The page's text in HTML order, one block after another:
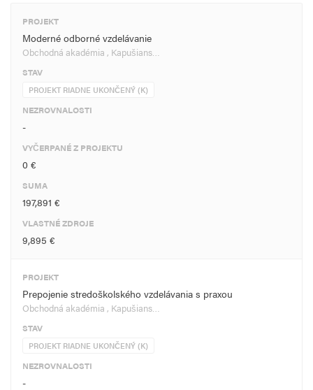
PROJEKT
Moderné odborné vzdelávanie
Obchodná akadémia , Kapušians…
STAV
PROJEKT RIADNE UKONČENÝ (K)
NEZROVNALOSTI
-
VYČERPANÉ Z PROJEKTU
0 €
SUMA
197,891 €
VLASTNÉ ZDROJE
9,895 €
PROJEKT
Prepojenie stredoškolského vzdelávania s praxou
Obchodná akadémia , Kapušians…
STAV
PROJEKT RIADNE UKONČENÝ (K)
NEZROVNALOSTI
-